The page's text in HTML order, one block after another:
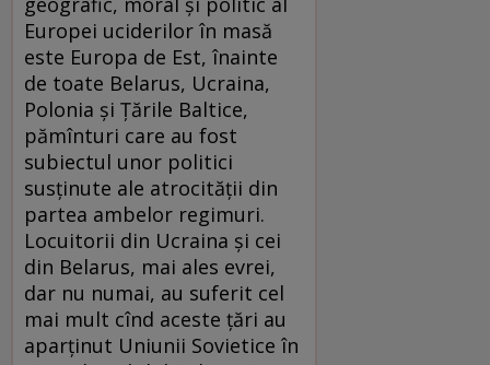
Europei uciderilor în masă
este Europa de Est, înainte
de toate Belarus, Ucraina,
Polonia şi Ţările Baltice,
pămînturi care au fost
subiectul unor politici
susţinute ale atrocităţii din
partea ambelor regimuri.
Locuitorii din Ucraina şi cei
din Belarus, mai ales evrei,
dar nu numai, au suferit cel
mai mult cînd aceste ţări au
aparţinut Uniunii Sovietice în